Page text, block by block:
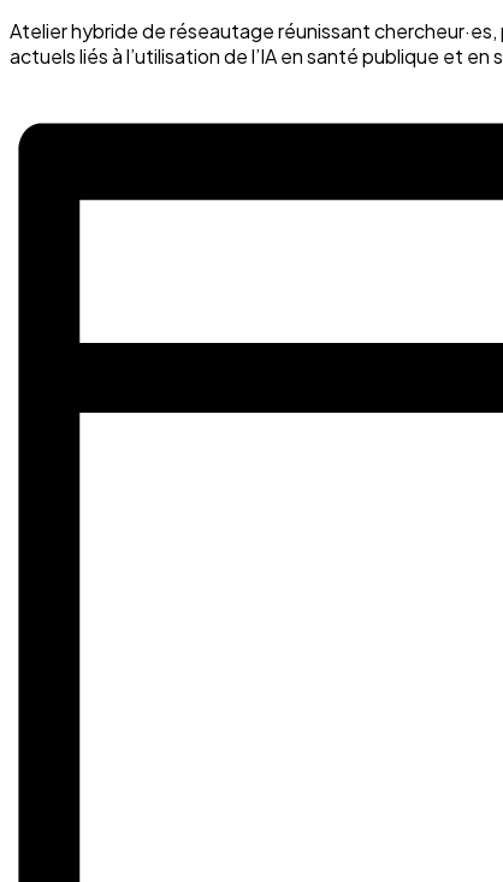
Atelier hybride de réseautage réunissant
actuels liés à l’utilisation de l’IA en santé publique et